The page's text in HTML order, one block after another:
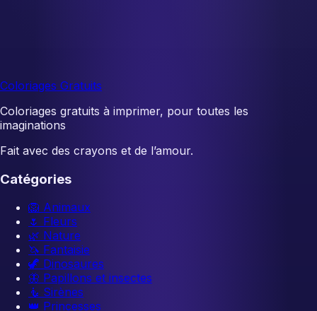
Coloriages Gratuits
Coloriages gratuits à imprimer, pour toutes les
imaginations
Fait avec des crayons et de l’amour.
Catégories
🦁 Animaux
🌷 Fleurs
🌿 Nature
🦄 Fantaisie
🦖 Dinosaures
🦋 Papillons et insectes
🧜 Sirènes
👑 Princesses